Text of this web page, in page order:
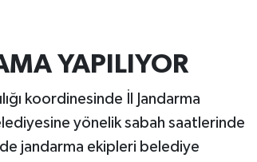
YAPILIYOR
koordinesinde İl Jandarma
yönelik sabah saatlerinde
jandarma ekipleri belediye